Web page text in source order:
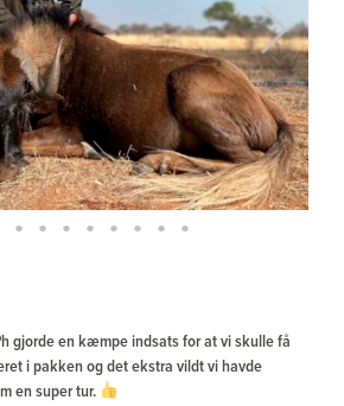
Next
gjorde en kæmpe indsats for at vi skulle få
i pakken og det ekstra vildt vi havde
en super tur.